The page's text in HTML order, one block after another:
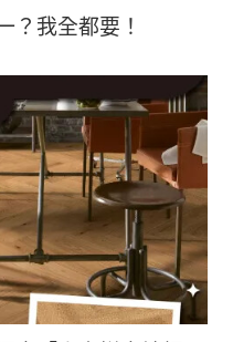
？我全都要！